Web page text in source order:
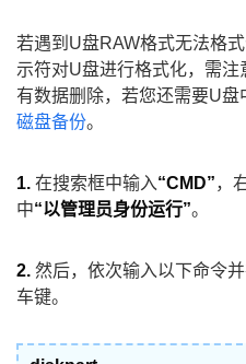
若遇到U盘RAW格式无法格
示符对U盘进行格式化，需
有数据删除，若您还需要U
磁盘备份。
1. 在搜索框中输入“CMD”，
中“以管理员身份运行”。
2. 然后，依次输入以下命令
车键。